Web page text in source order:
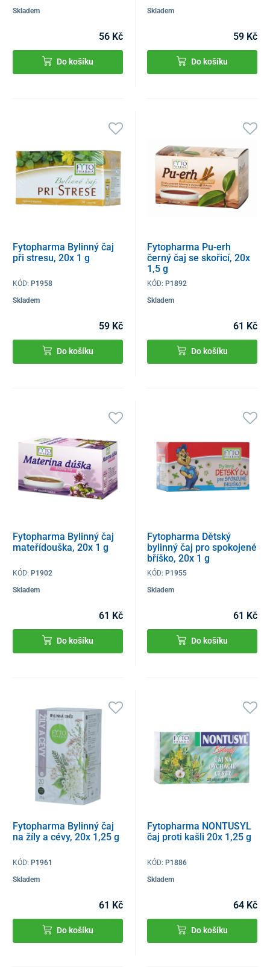
Skladem
56 Kč
Do košíku
Skladem
59 Kč
Do košíku
Fytopharma Bylinný čaj
při stresu, 20x 1 g
KÓD: P1958
Skladem
59 Kč
Do košíku
Fytopharma Pu-erh
černý čaj se skořicí, 20x
1,5 g
KÓD:P1892
Skladem
61 Kč
Do košíku
Fytopharma Bylinný čaj
mateřídouška, 20x 1 g
KÓD: P1902
Skladem
61 Kč
Do košíku
Fytopharma Dětský
bylinný čaj pro spokojené
bříško, 20x 1 g
KÓD:P1955
Skladem
61 Kč
Do košíku
Fytopharma Bylinný čaj
na žíly a cévy, 20x 1,25 g
KÓD: P1961
Skladem
61 Kč
Do košíku
Fytopharma NONTUSYL
čaj proti kašli 20x 1,25 g
KÓD:P1886
Skladem
64 Kč
Do košíku